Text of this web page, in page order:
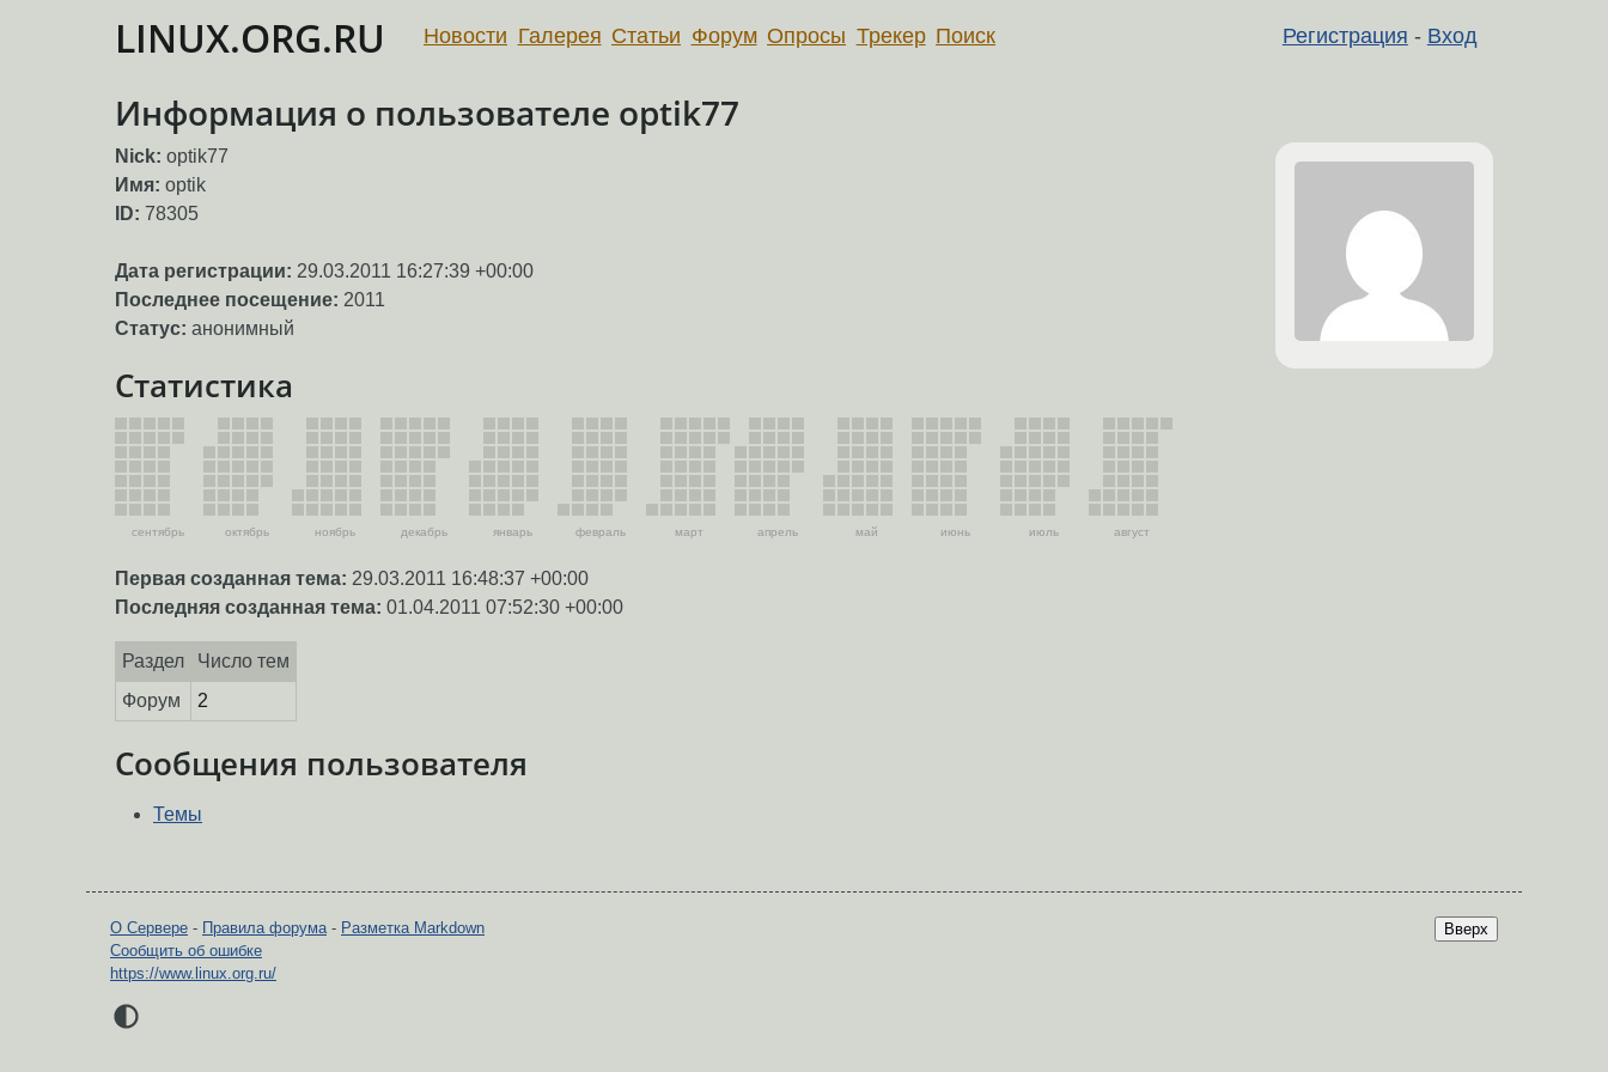
LINUX.ORG.RU Регистрация - Вход
Новости Галерея Статьи Форум Опросы Трекер Поиск
Информация о пользователе optik77
Nick: optik77
Имя: optik
ID: 78305
Дата регистрации: 29.03.2011 16:27:39 +00:00
Последнее посещение: 2011
Статус: анонимный
Статистика
сентябрь октябрь ноябрь декабрь январь февраль март апрель май июнь июль август
Первая созданная тема: 29.03.2011 16:48:37 +00:00
Последняя созданная тема: 01.04.2011 07:52:30 +00:00
Раздел
Число тем
Форум
2
Сообщения пользователя
Темы
Вверх
О Сервере - Правила форума- Разметка Markdown
Сообщить об ошибке
https://www.linux.org.ru/